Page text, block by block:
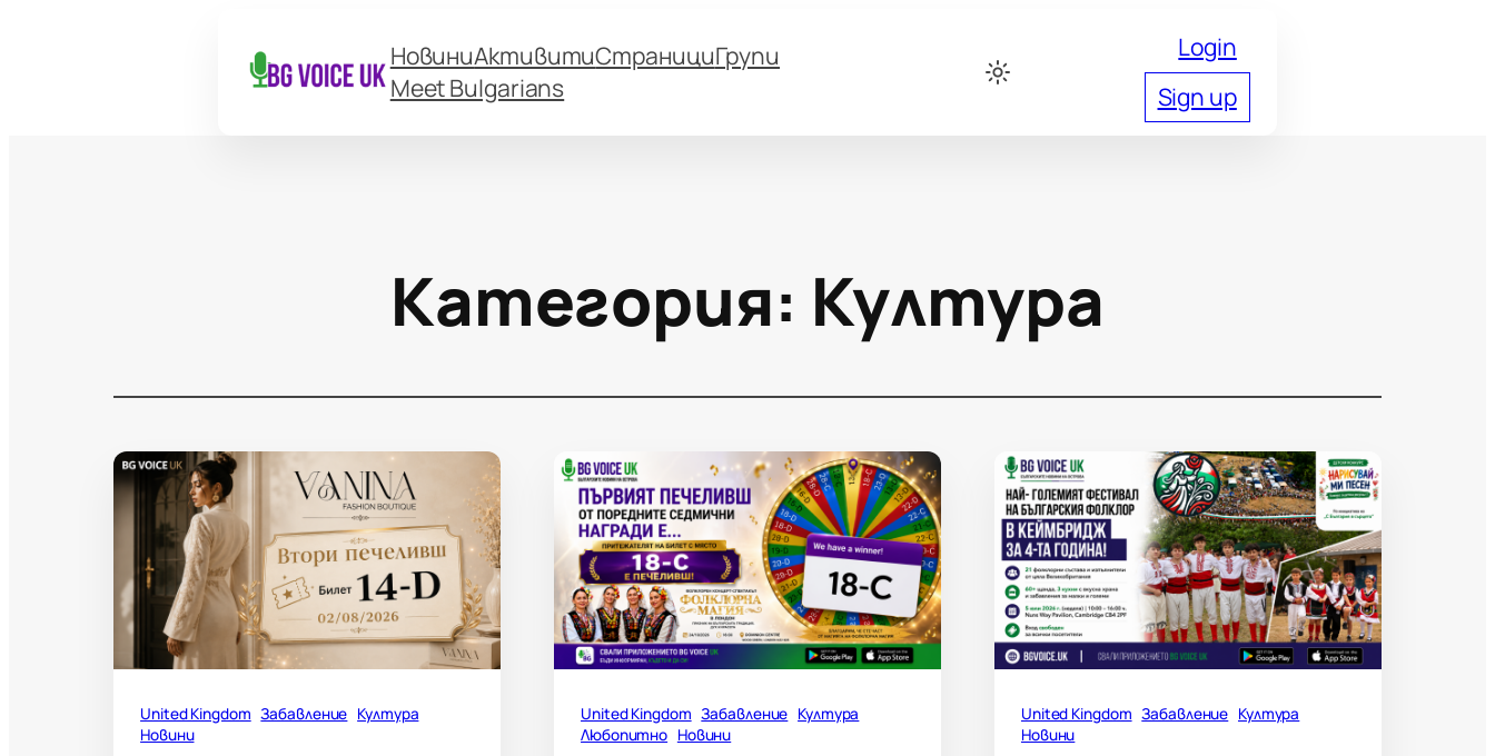
НовиниАктивитиСтранициГрупи
Meet Bulgarians
Login
Sign up
Категория: Култура
United Kingdom Забавление Култура
Новини
United Kingdom Забавление Култура
Любопитно Новини
United Kingdom Забавление Култура
Новини